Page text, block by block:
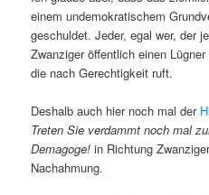
einem undemokratischem
geschuldet. Jeder, egal wer, der
Zwanziger öffentlich einen
die nach Gerechtigkeit ruft.
Deshalb auch hier noch mal der
Treten Sie verdammt noch mal
Demagoge! in Richtung
Nachahmung.